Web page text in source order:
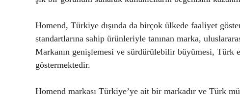
Homend, Türkiye dışında da birçok ülkede faaliyet
standartlarına sahip ürünleriyle tanınan marka,
Markanın genişlemesi ve sürdürülebilir büyümesi,
göstermektedir.
Homend markası Türkiye’ye ait bir markadır ve Türk